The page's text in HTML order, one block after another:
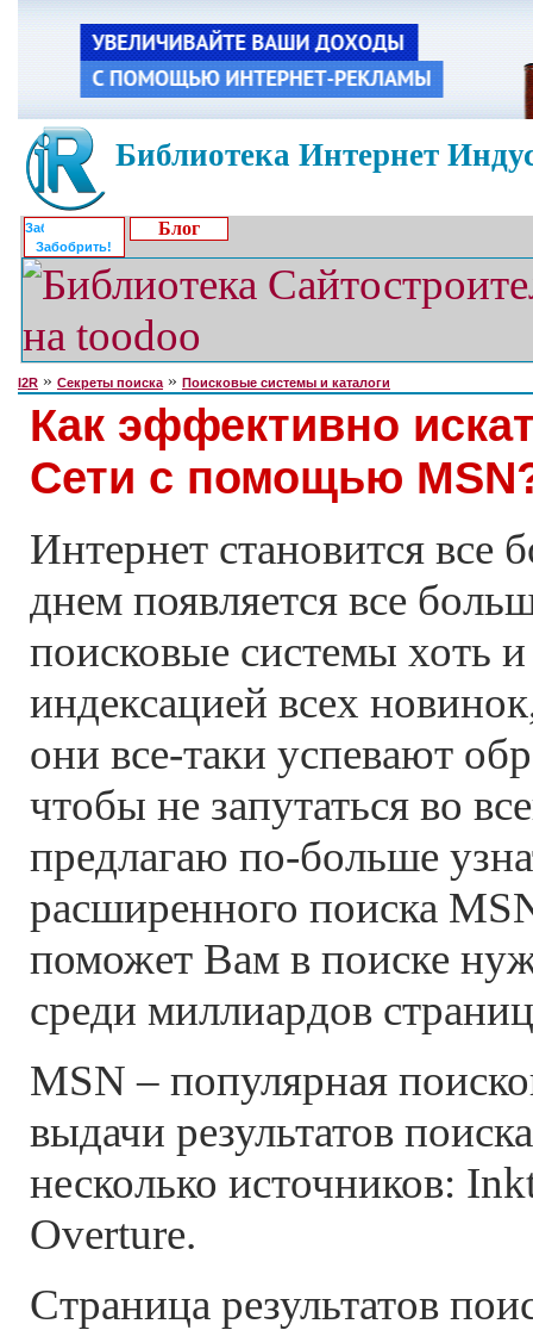
Библиотека Интернет
Забобрить!
Блог
I2R » Секреты поиска » Поисковые системы и каталоги
Как эффективно
Сети с помощью
Интернет становится все
днем появляется все
поисковые системы хоть
индексацией всех
они все-таки успевают
чтобы не запутаться во
предлагаю по-больше
расширенного поиска
поможет Вам в поиске
среди миллиардов
MSN – популярная
выдачи результатов
несколько источников:
Overture.
Страница результатов